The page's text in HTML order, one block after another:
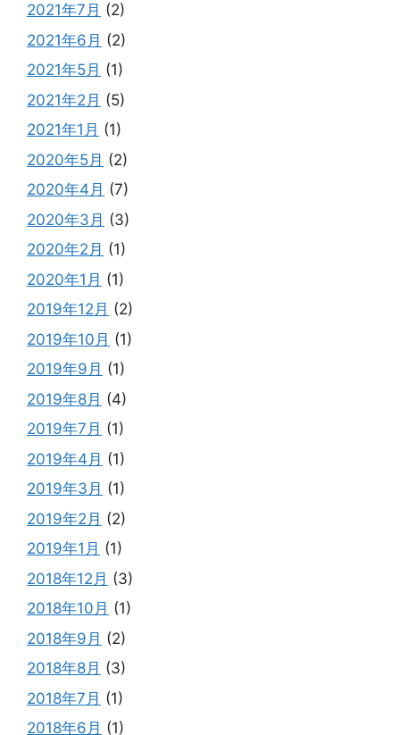
2021年7月 (2)
2021年6月 (2)
2021年5月 (1)
2021年2月 (5)
2021年1月 (1)
2020年5月 (2)
2020年4月 (7)
2020年3月 (3)
2020年2月 (1)
2020年1月 (1)
2019年12月 (2)
2019年10月 (1)
2019年9月 (1)
2019年8月 (4)
2019年7月 (1)
2019年4月 (1)
2019年3月 (1)
2019年2月 (2)
2019年1月 (1)
2018年12月 (3)
2018年10月 (1)
2018年9月 (2)
2018年8月 (3)
2018年7月 (1)
2018年6月 (1)